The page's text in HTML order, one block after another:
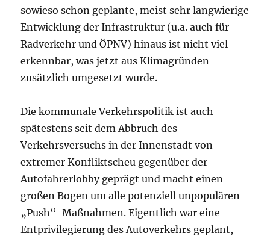
sowieso schon geplante, meist sehr langwierige
Entwicklung der Infrastruktur (u.a. auch für
Radverkehr und ÖPNV) hinaus ist nicht viel
erkennbar, was jetzt aus Klimagründen
zusätzlich umgesetzt wurde.
Die kommunale Verkehrspolitik ist auch
spätestens seit dem Abbruch des
Verkehrsversuchs in der Innenstadt von
extremer Konfliktscheu gegenüber der
Autofahrerlobby geprägt und macht einen
großen Bogen um alle potenziell unpopulären
„Push“-Maßnahmen. Eigentlich war eine
Entprivilegierung des Autoverkehrs geplant,